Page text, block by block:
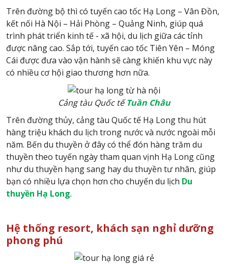
Trên đường bộ thì có tuyến cao tốc Hạ Long – Vân Đồn,
kết nối Hà Nội – Hải Phòng – Quảng Ninh, giúp quá
trình phát triển kinh tế - xã hội, du lịch giữa các tỉnh
được nâng cao. Sắp tới, tuyến cao tốc Tiên Yên – Móng
Cái được đưa vào vận hành sẽ càng khiến khu vực này
có nhiều cơ hội giao thương hơn nữa.
Cảng tàu Quốc tếTuần Châu
Trên đường thủy, cảng tàu Quốc tế Hạ Long thu hút
hàng triệu khách du lịch trong nước và nước ngoài mỗi
năm. Bến du thuyền ở đây có thể đón hàng trăm du
thuyền theo tuyến ngày tham quan vịnh Hạ Long cũng
như du thuyền hạng sang hay du thuyền tư nhân, giúp
bạn có nhiều lựa chọn hơn cho chuyến du lịch Du
thuyền Hạ Long.
Hệ thống resort, khách sạn nghỉ dưỡng
phong phú